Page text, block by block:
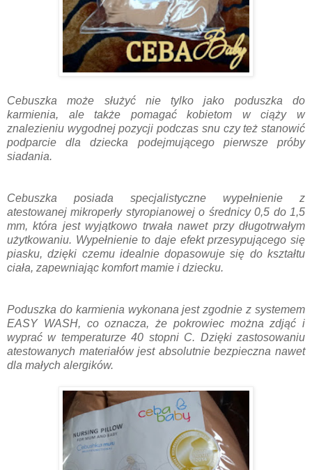
Cebuszka może służyć nie tylko jako poduszka do
karmienia, ale także pomagać kobietom w ciąży w
znalezieniu wygodnej pozycji podczas snu czy też stanowić
podparcie dla dziecka podejmującego pierwsze próby
siadania.
Cebuszka posiada specjalistyczne wypełnienie z
atestowanej mikroperły styropianowej o średnicy 0,5 do 1,5
mm, która jest wyjątkowo trwała nawet przy długotrwałym
użytkowaniu. Wypełnienie to daje efekt przesypującego się
piasku, dzięki czemu idealnie dopasowuje się do kształtu
ciała, zapewniając komfort mamie i dziecku.
Poduszka do karmienia wykonana jest zgodnie z systemem
EASY WASH, co oznacza, że pokrowiec można zdjąć i
wyprać w temperaturze 40 stopni C. Dzięki zastosowaniu
atestowanych materiałów jest absolutnie bezpieczna nawet
dla małych alergików.